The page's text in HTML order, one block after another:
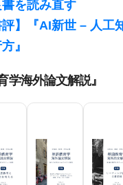
を読み直す
評】『AI新世 – 人工
』
学海外論文解説』